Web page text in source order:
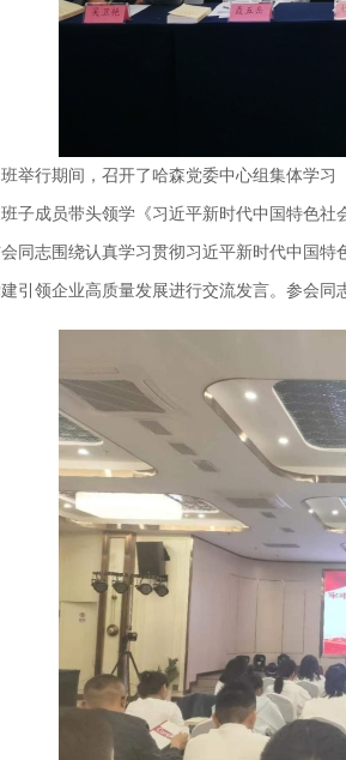
举行期间，召开了哈森党委中心组集体学
子成员带头领学《习近平新时代中国特色
同志围绕认真学习贯彻习近平新时代中国
引领企业高质量发展进行交流发言。参会同